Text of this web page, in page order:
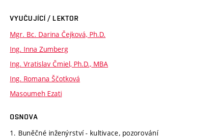
VYUČUJÍCÍ / LEKTOR
Mgr. Bc. Darina Čejková, Ph.D.
Ing. Inna Zumberg
Ing. Vratislav Čmiel, Ph.D., MBA
Ing. Romana Ščotková
Masoumeh Ezati
OSNOVA
1. Buněčné inženýrství - kultivace, pozorování